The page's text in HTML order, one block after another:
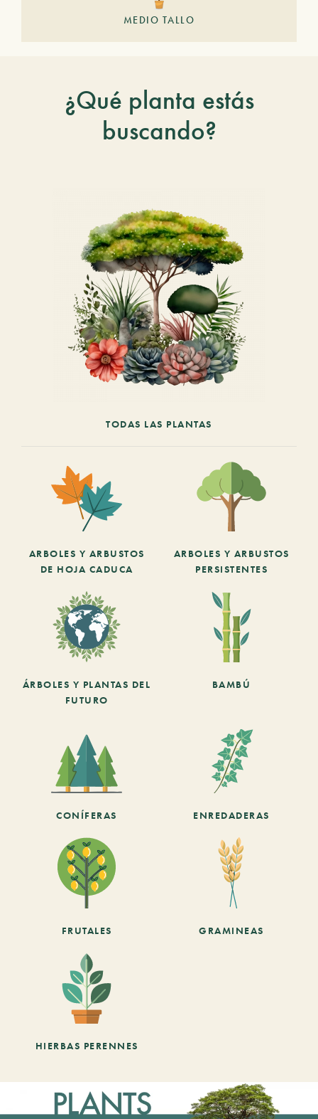
MEDIO TALLO
¿Qué planta estás
buscando?
TODAS LAS PLANTAS
ARBOLES Y ARBUSTOS
DE HOJA CADUCA
ARBOLES Y ARBUSTOS
PERSISTENTES
ÁRBOLES Y PLANTAS DEL
FUTURO
BAMBÚ
CONÍFERAS ENREDADERAS
FRUTALES GRAMINEAS
HIERBAS PERENNES